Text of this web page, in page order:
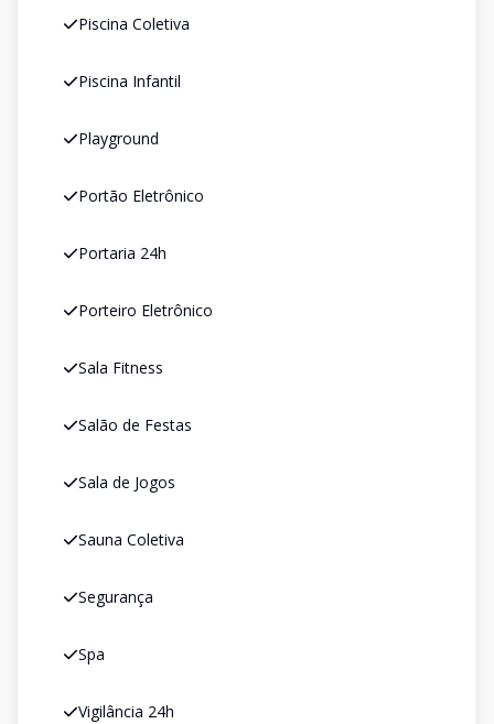
Piscina Coletiva
Piscina Infantil
Playground
Portão Eletrônico
Portaria 24h
Porteiro Eletrônico
Sala Fitness
Salão de Festas
Sala de Jogos
Sauna Coletiva
Segurança
Spa
Vigilância 24h